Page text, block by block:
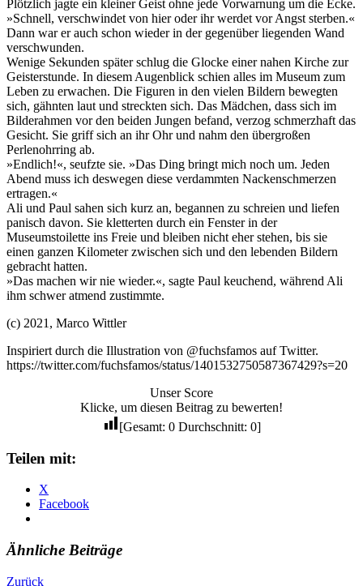
Plötzlich jagte ein kleiner Geist ohne jede Vorwarnung um die Ecke.
»Schnell, verschwindet von hier oder ihr werdet vor Angst sterben.«
Dann war er auch schon wieder in der gegenüber liegenden Wand
verschwunden.
Wenige Sekunden später schlug die Glocke einer nahen Kirche zur
Geisterstunde. In diesem Augenblick schien alles im Museum zum
Leben zu erwachen. Die Figuren in den vielen Bildern bewegten
sich, gähnten laut und streckten sich. Das Mädchen, dass sich im
Bilderahmen vor den beiden Jungen befand, verzog schmerzhaft das
Gesicht. Sie griff sich an ihr Ohr und nahm den übergroßen
Perlenohrring ab.
»Endlich!«, seufzte sie. »Das Ding bringt mich noch um. Jeden
Abend muss ich deswegen diese verdammten Nackenschmerzen
ertragen.«
Ali und Paul sahen sich kurz an, begannen zu schreien und liefen
panisch davon. Sie kletterten durch ein Fenster in der
Museumstoilette ins Freie und bleiben nicht eher stehen, bis sie
einen ganzen Kilometer zwischen sich und den lebenden Bildern
gebracht hatten.
»Das machen wir nie wieder.«, sagte Paul keuchend, während Ali
ihm schwer atmend zustimmte.
(c) 2021, Marco Wittler
Inspiriert durch die Illustration von @fuchsfamos auf Twitter.
https://twitter.com/fuchsfamos/status/1401532750587367429?s=20
Unser Score
Klicke, um diesen Beitrag zu bewerten!
[Gesamt: 0Durchschnitt: 0]
Teilen mit:
X
Facebook
Ähnliche Beiträge
Zurück